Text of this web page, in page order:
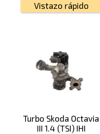
Vistazo rápido
Turbo Skoda Octavia
III 1.4 (TSI) IHI